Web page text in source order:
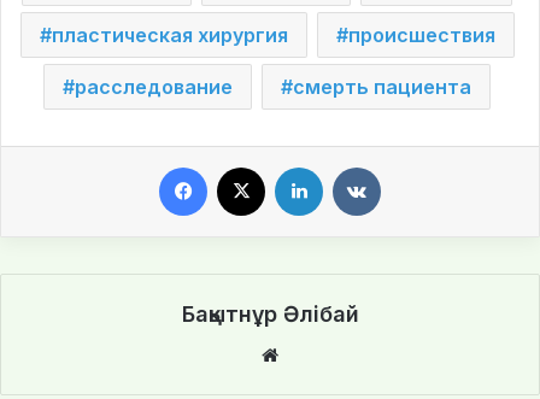
пластическая хирургия происшествия
расследование смерть пациента
Бақытнұр Әлібай